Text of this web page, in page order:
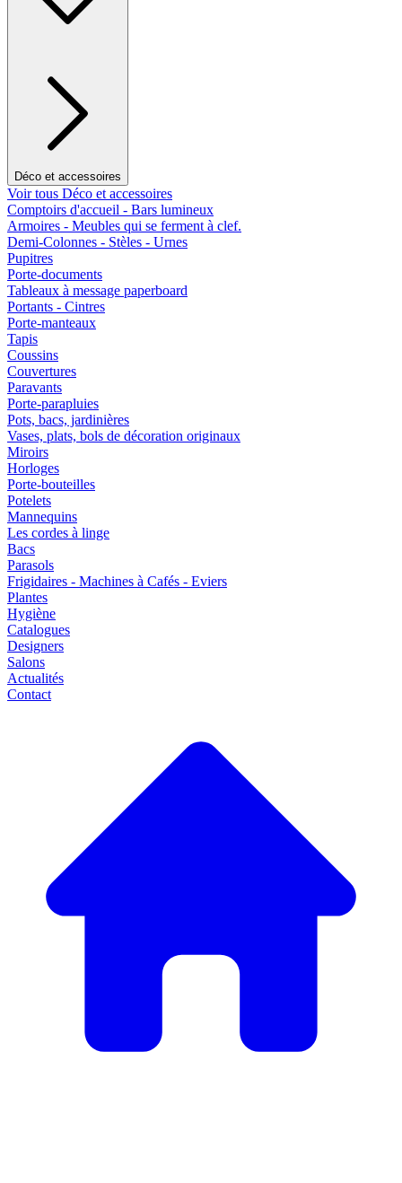
Déco et accessoires
Voir tous Déco et accessoires
Comptoirs d'accueil - Bars lumineux
Armoires - Meubles qui se ferment à clef.
Demi-Colonnes - Stèles - Urnes
Pupitres
Porte-documents
Tableaux à message paperboard
Portants - Cintres
Porte-manteaux
Tapis
Coussins
Couvertures
Paravants
Porte-parapluies
Pots, bacs, jardinières
Vases, plats, bols de décoration originaux
Miroirs
Horloges
Porte-bouteilles
Potelets
Mannequins
Les cordes à linge
Bacs
Parasols
Frigidaires - Machines à Cafés - Eviers
Plantes
Hygiène
Catalogues
Designers
Salons
Actualités
Contact